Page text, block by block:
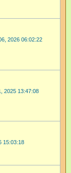
2026 06:02:22
2025 13:47:08
15:03:18